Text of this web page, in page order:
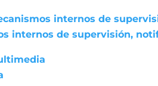
internos de
internos de supervisión,